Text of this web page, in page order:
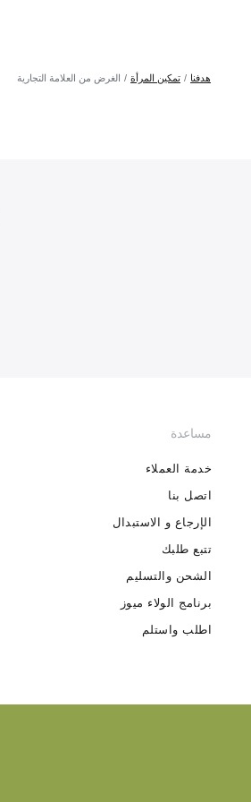
هدفنا تمكين المرأة الغرض من العلامة التجارية
مساعدة
خدمة العملاء
اتصل بنا
الإرجاع و الاستبدال
تتبع طلبك
الشحن والتسليم
برنامج الولاء ميوز
اطلب واستلم